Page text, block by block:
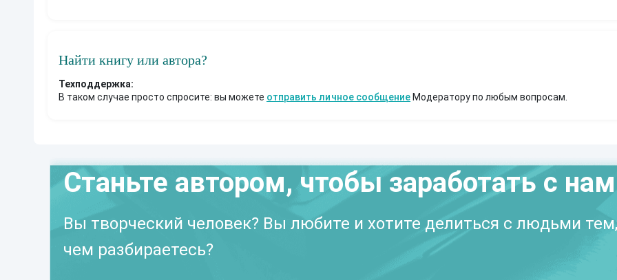
Найти книгу или автора?
Техподдержка:
В таком случае просто спросите: вы можете отправить личное сообщение Модератору по любым вопросам.
Станьте автором, чтобы заработать с
Вы творческий человек? Вы любите и хотите делиться с людьми
чем разбираетесь?